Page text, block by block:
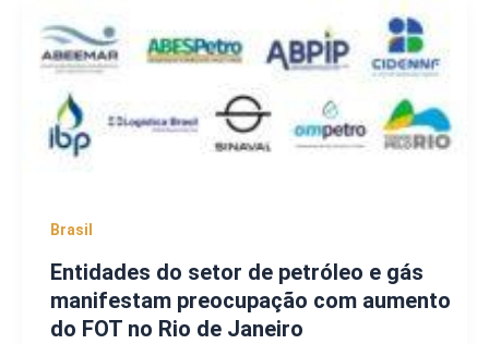
Brasil
Entidades do setor de petróleo e gás
manifestam preocupação com aumento
do FOT no Rio de Janeiro